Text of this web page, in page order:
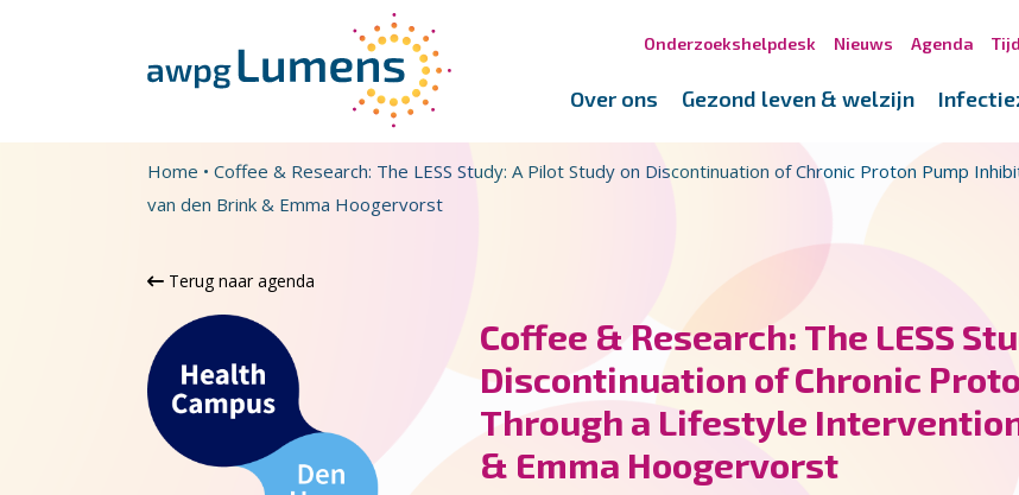
Onderzoekshelpdesk Nieuws Agenda
Over ons Gezond leven & welzijn
Home • Coffee & Research: The LESS Study: A Pilot Study on Discontinuation of Chronic Proton Pump
van den Brink & Emma Hoogervorst
Terug naar agenda
Coffee & Research: The LESS
Discontinuation of Chronic
Through a Lifestyle
& Emma Hoogervorst